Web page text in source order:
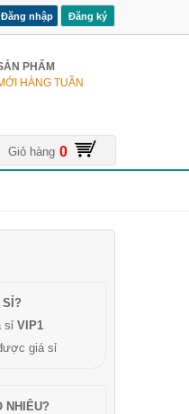
Đăng ký
PHẨM
HÀNG TUẦN
Giỏ hàng 0
SỈ?
sỉ VIP1
giá sỉ
NHIÊU?